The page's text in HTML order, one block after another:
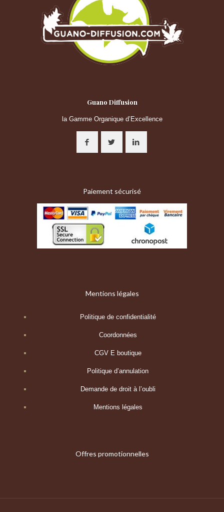
Guano Diffusion
la Gamme Organique d’Excellence
Paiement sécurisé
Mentions légales
Politique de confidentialité
Coordonnées
CGV E boutique
Politique d’annulation
Demande de droit à l’oubli
Mentions légales
Offres promotionnelles